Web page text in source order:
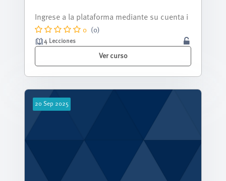
as que estás a punto de descubrir una...
0 (0)
4 Lecciones
Ver curso
20 Sep 2025